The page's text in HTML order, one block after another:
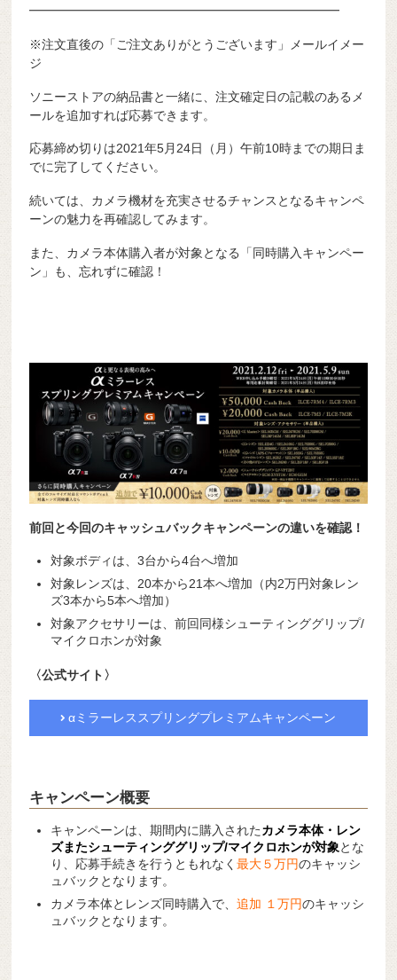
━━━━━━━━━━━━━━━━━━━━━━━━━
※注文直後の「ご注文ありがとうございます」メールイメー
ジ
ソニーストアの納品書と一緒に、注文確定日の記載のあるメ
ールを追加すれば応募できます。
応募締め切りは2021年5月24日（月）午前10時までの期日ま
でに完了してください。
続いては、カメラ機材を充実させるチャンスとなるキャンペ
ーンの魅力を再確認してみます。
また、カメラ本体購入者が対象となる「同時購入キャンペー
ン」も、忘れずに確認！
前回と今回のキャッシュバックキャンペーンの違いを確認！
対象ボディは、3台から4台へ増加
対象レンズは、20本から21本へ増加（内2万円対象レン
ズ3本から5本へ増加）
対象アクセサリーは、前回同様シューティンググリップ/
マイクロホンが対象
〈公式サイト〉
αミラーレススプリングプレミアムキャンペーン
キャンペーン概要
キャンペーンは、期間内に購入されたカメラ本体・レン
ズまたシューティンググリップ/マイクロホンが対象とな
り、応募手続きを行うともれなく最大５万円のキャッシ
ュバックとなります。
カメラ本体とレンズ同時購入で、追加 １万円のキャッシ
ュバックとなります。